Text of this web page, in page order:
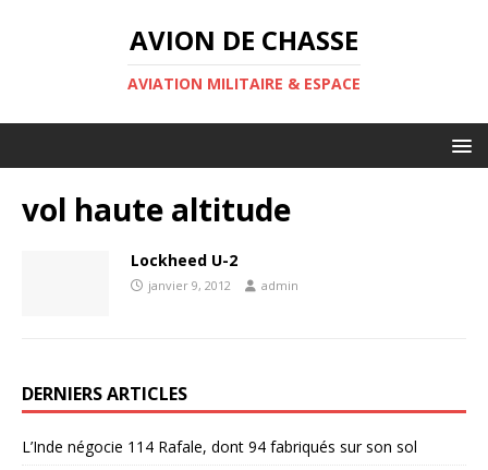
AVION DE CHASSE
AVIATION MILITAIRE & ESPACE
vol haute altitude
Lockheed U-2
janvier 9, 2012 admin
DERNIERS ARTICLES
L’Inde négocie 114 Rafale, dont 94 fabriqués sur son sol